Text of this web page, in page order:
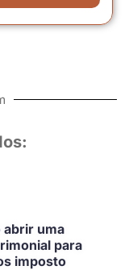
abrir uma
para
imposto